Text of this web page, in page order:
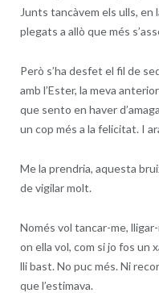
Junts tancàvem els ulls,
plegats a allò que més
Però s’ha desfet el fil de
amb l’Ester, la meva
que sento en haver
un cop més a la felicitat. I
Me la prendria, aquesta
de vigilar molt.
Només vol tancar-me,
on ella vol, com si jo fos un
lli bast. No puc més. Ni
que l’estimava.